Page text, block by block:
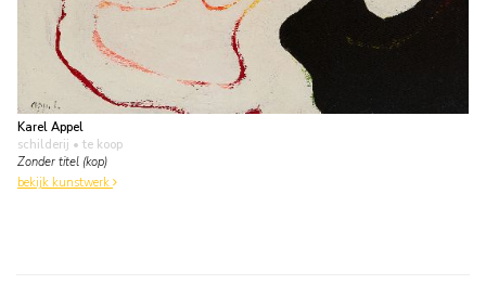
Karel Appel
schilderij • te koop
Zonder titel (kop)
bekijk kunstwerk